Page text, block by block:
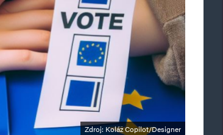
Zdroj: Koláž Copilot/Designer